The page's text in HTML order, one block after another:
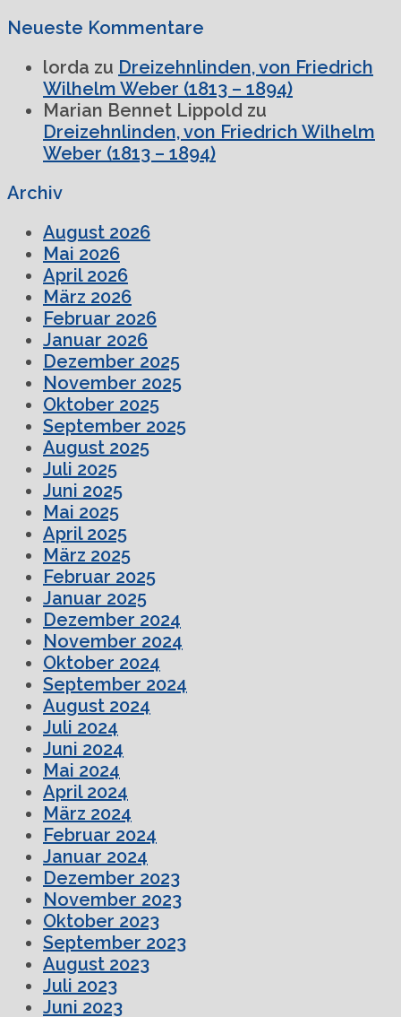
Neueste Kommentare
lorda zu Dreizehnlinden, von Friedrich
Wilhelm Weber (1813 – 1894)
Marian Bennet Lippold zu
Dreizehnlinden, von Friedrich Wilhelm
Weber (1813 – 1894)
Archiv
August 2026
Mai 2026
April 2026
März 2026
Februar 2026
Januar 2026
Dezember 2025
November 2025
Oktober 2025
September 2025
August 2025
Juli 2025
Juni 2025
Mai 2025
April 2025
März 2025
Februar 2025
Januar 2025
Dezember 2024
November 2024
Oktober 2024
September 2024
August 2024
Juli 2024
Juni 2024
Mai 2024
April 2024
März 2024
Februar 2024
Januar 2024
Dezember 2023
November 2023
Oktober 2023
September 2023
August 2023
Juli 2023
Juni 2023